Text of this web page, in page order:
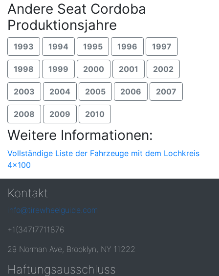
Andere Seat Cordoba
Produktionsjahre
1993 1994 1995 1996 1997
1998 1999 2000 2001 2002
2003 2004 2005 2006 2007
2008 2009 2010
Weitere Informationen:
Vollständige Liste der Fahrzeuge mit dem Lochkreis
4x100
Kontakt
info@tirewheelguide.com
+1(347)7711876
29 Norman Ave, Brooklyn, NY 11222
Haftungsausschluss